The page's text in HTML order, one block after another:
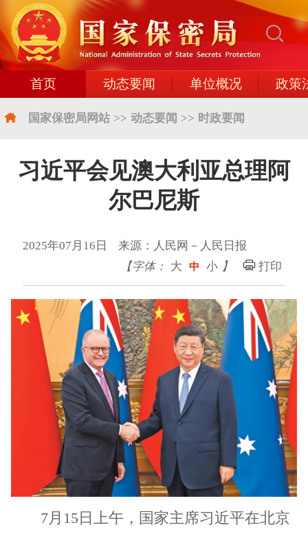
首页 动态要闻 单位概况 政策
国家保密局网站 >> 动态要闻 >> 时政要闻
习近平会见澳大利亚总理阿
尔巴尼斯
2025年07月16日 来源：人民网－人民日报
【字体： 大 中 小 】 打印
7月15日上午，国家主席习近平在北京